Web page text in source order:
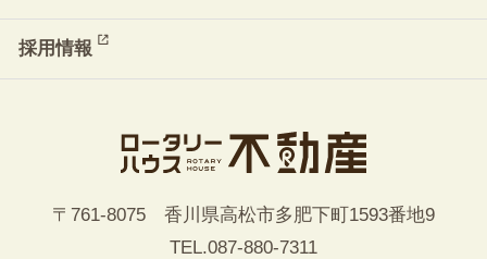
採用情報
〒761-8075 香川県高松市多肥下町1593番地9
TEL.087-880-7311